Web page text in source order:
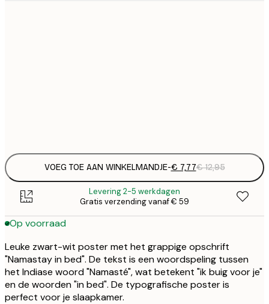
VOEG TOE AAN WINKELMANDJE-€ 7,77€ 12,95
Levering 2-5 werkdagen
Gratis verzending vanaf € 59
Op voorraad
Leuke zwart-wit poster met het grappige opschrift
"Namastay in bed". De tekst is een woordspeling tussen
het Indiase woord "Namasté", wat betekent "ik buig voor je"
en de woorden "in bed". De typografische poster is
perfect voor je slaapkamer.